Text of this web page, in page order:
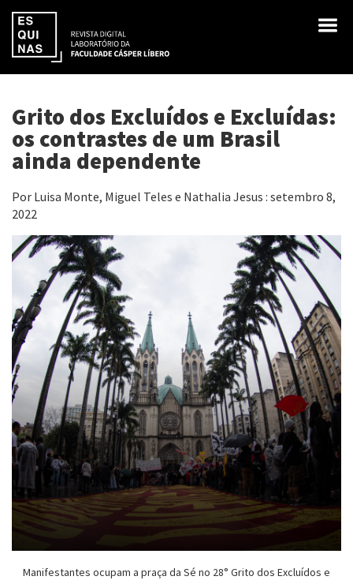
Grito dos Excluídos e Excluídas:
os contrastes de um Brasil
ainda dependente
Por Luisa Monte, Miguel Teles e Nathalia Jesus : setembro 8,
2022
Manifestantes ocupam a praça da Sé no 28° Grito dos Excluídos e